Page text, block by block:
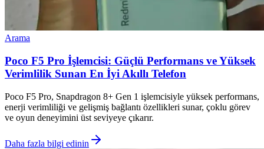
Arama
Poco F5 Pro İşlemcisi: Güçlü Performans ve Yüksek
Verimlilik Sunan En İyi Akıllı Telefon
Poco F5 Pro, Snapdragon 8+ Gen 1 işlemcisiyle yüksek performans,
enerji verimliliği ve gelişmiş bağlantı özellikleri sunar, çoklu görev
ve oyun deneyimini üst seviyeye çıkarır.
Daha fazla bilgi edinin